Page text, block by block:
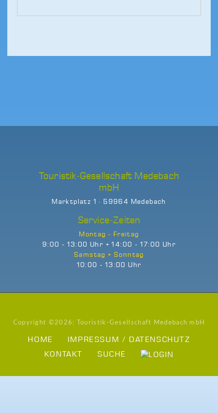
Touristik-Gesellschaft Medebach
mbH
Marktplatz 1 · 59964 Medebach
Service-Zeiten
Montag - Freitag
9:00 - 13:00 Uhr + 14:00 - 17:00 Uhr
Samstag + Sonntag
10:00 - 13:00 Uhr
Copyright ©2026: Touristik-Gesellschaft Medebach mbH
HOME
IMPRESSUM / DATENSCHUTZ
KONTAKT
SUCHE